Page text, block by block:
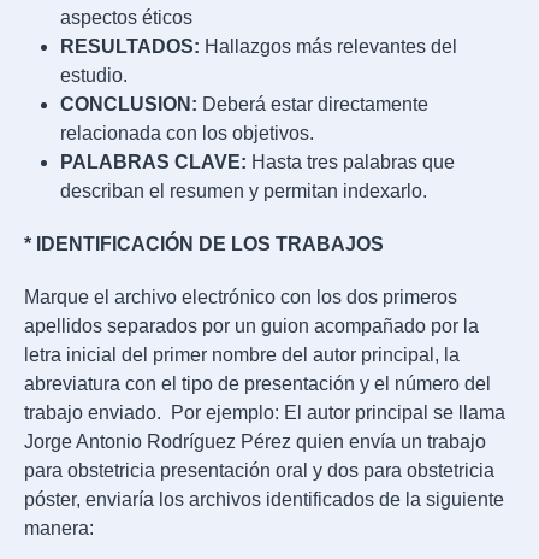
aspectos éticos
RESULTADOS: Hallazgos más relevantes del
estudio.
CONCLUSION: Deberá estar directamente
relacionada con los objetivos.
PALABRAS CLAVE: Hasta tres palabras que
describan el resumen y permitan indexarlo.
* IDENTIFICACIÓN DE LOS TRABAJOS
Marque el archivo electrónico con los dos primeros
apellidos separados por un guion acompañado por la
letra inicial del primer nombre del autor principal, la
abreviatura con el tipo de presentación y el número del
trabajo enviado. Por ejemplo: El autor principal se llama
Jorge Antonio Rodríguez Pérez quien envía un trabajo
para obstetricia presentación oral y dos para obstetricia
póster, enviaría los archivos identificados de la siguiente
manera: